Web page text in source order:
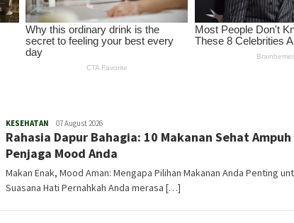
KESEHATAN Admin
07 August 2026
Rahasia Dapur Bahagia: 10 Makanan Sehat Ampuh
Penjaga Mood Anda
Makan Enak, Mood Aman: Mengapa Pilihan Makanan Anda Penting
Suasana Hati Pernahkah Anda merasa […]